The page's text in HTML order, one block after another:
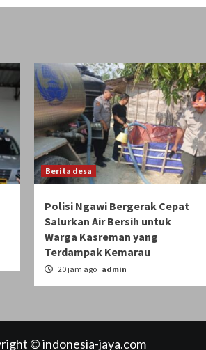
Berita desa
Polisi Ngawi Bergerak Cepat
Salurkan Air Bersih untuk
Warga Kasreman yang
Terdampak Kemarau
20 jam ago admin
© indonesia-jaya.com